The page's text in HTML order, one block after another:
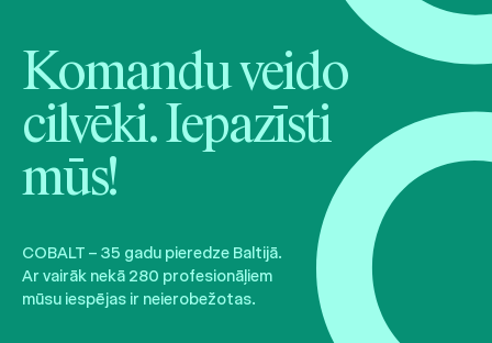
Komandu veido
cilvēki. Iepazīsti
mūs!
COBALT – 35 gadu pieredze Baltijā.
Ar vairāk nekā 280 profesionāļiem
mūsu iespējas ir neierobežotas.